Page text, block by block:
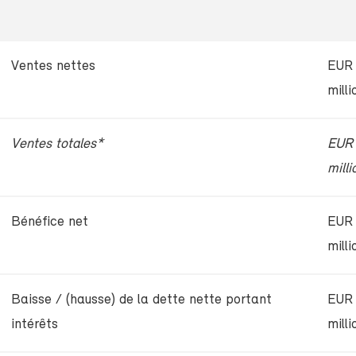
Ventes nettes
EUR
Ventes totales*
EUR
Bénéfice net
EUR
Baisse / (hausse) de la dette nette portant
intérêts
EUR